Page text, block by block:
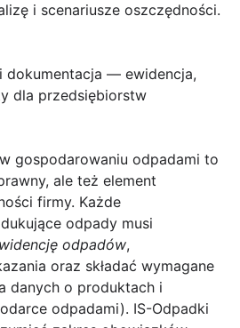
i scenariusze oszczędności.
dokumentacja — ewidencja,
dla przedsiębiorstw
w gospodarowaniu odpadami to
ale też element
firmy. Każde
odpady musi
odpadów,
oraz składać wymagane
danych o produktach i
odpadami). IS-Odpadki